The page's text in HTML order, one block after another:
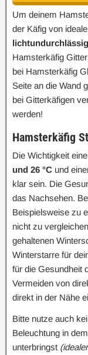
Um deinem
der Käfig von
Hamsterkäfig
bei Hamsterkäfig
Seite an die Wand
bei Gitterkäfigen
werden!
Hamsterkäfig
Die Wichtigkeit
und 26 °C und
klar sein. Die
das Nachsehen.
Beispielsweise zu
nicht zu
gehaltenen
Winterstarre für
für die Gesundheit
Vermeiden von
direkt in der Nähe
Bitte nutze auch
Beleuchtung in
unterbringst